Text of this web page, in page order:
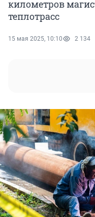
километров
теплотрасс
15 мая 2025, 10:10 2 134